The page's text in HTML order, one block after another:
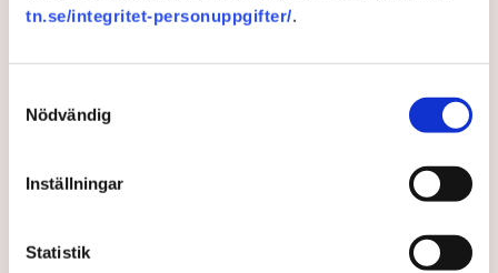
tn.se/integritet-personuppgifter/.
Nödvändig
Inställningar
Statistik
Cementbrist hotar om Cementa inte får fortsätta
3 years ago | Av: TT